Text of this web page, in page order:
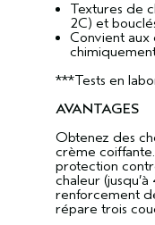
Textures de
2C) et
Convient aux
***Tests en
AVANTAGES
Obtenez des
crème
protection
chaleur
renforcement
répare trois